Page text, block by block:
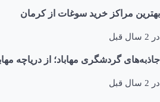
بهترین مراکز خرید سوغات از کرمان
در 2 سال قبل
جاذبه‌های گردشگری مهاباد؛ از دریاچه
در 2 سال قبل